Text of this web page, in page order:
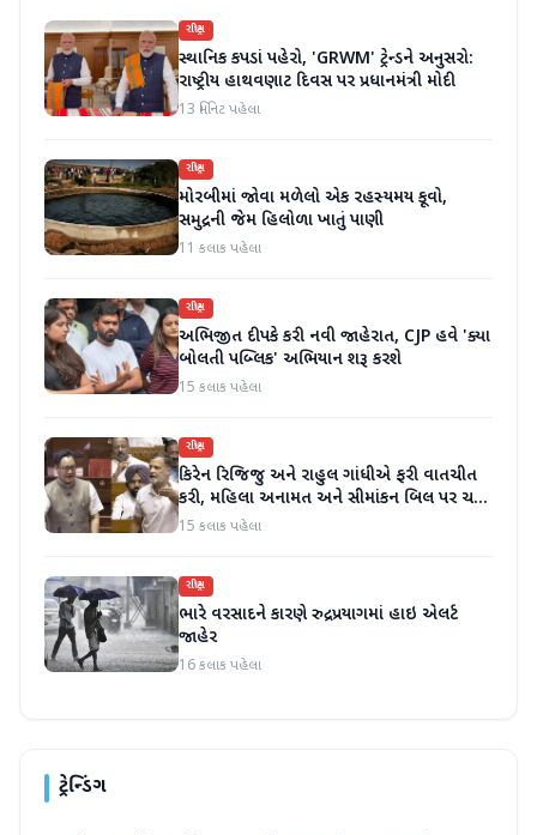
રાષ્ટ્રીય
સ્થાનિક કપડાં પહેરો, 'GRWM' ટ્રેન્ડને અનુસરો:
રાષ્ટ્રીય હાથવણાટ દિવસ પર પ્રધાનમંત્રી મોદી
13 મિનિટ પહેલા
રાષ્ટ્રીય
મોરબીમાં જોવા મળેલો એક રહસ્યમય કૂવો,
સમુદ્રની જેમ હિલોળા ખાતું પાણી
11 કલાક પહેલા
રાષ્ટ્રીય
અભિજીત દીપકે કરી નવી જાહેરાત, CJP હવે 'ક્યા
બોલતી પબ્લિક' અભિયાન શરૂ કરશે
15 કલાક પહેલા
રાષ્ટ્રીય
કિરેન રિજિજુ અને રાહુલ ગાંધીએ ફરી વાતચીત
કરી, મહિલા અનામત અને સીમાંકન બિલ પર ચર્ચા
કરી
15 કલાક પહેલા
રાષ્ટ્રીય
ભારે વરસાદને કારણે રુદ્રપ્રયાગમાં હાઇ એલર્ટ
જાહેર
16 કલાક પહેલા
ટ્રેન્ડિંગ